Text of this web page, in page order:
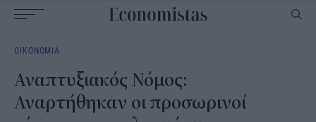
navigation
ΟΙΚΟΝΟΜΙΑ
Αναπτυξιακός Νόμος:
Αναρτήθηκαν οι προσωρινοί